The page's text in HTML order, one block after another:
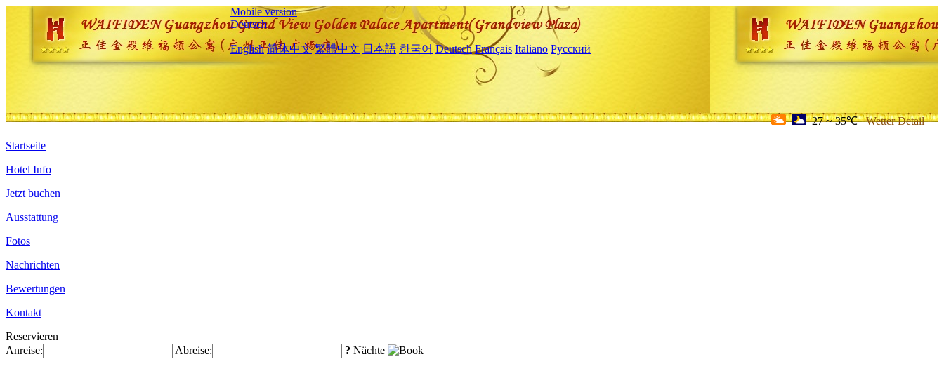
Mobile version
Deutsch
English 简体中文 繁體中文 日本語 한국어 Deutsch Français Italiano Русский
27 ~ 35℃ Wetter Detail
Startseite
Hotel Info
Jetzt buchen
Ausstattung
Fotos
Nachrichten
Bewertungen
Kontakt
Reservieren
Anreise:
Abreise: ? Nächte